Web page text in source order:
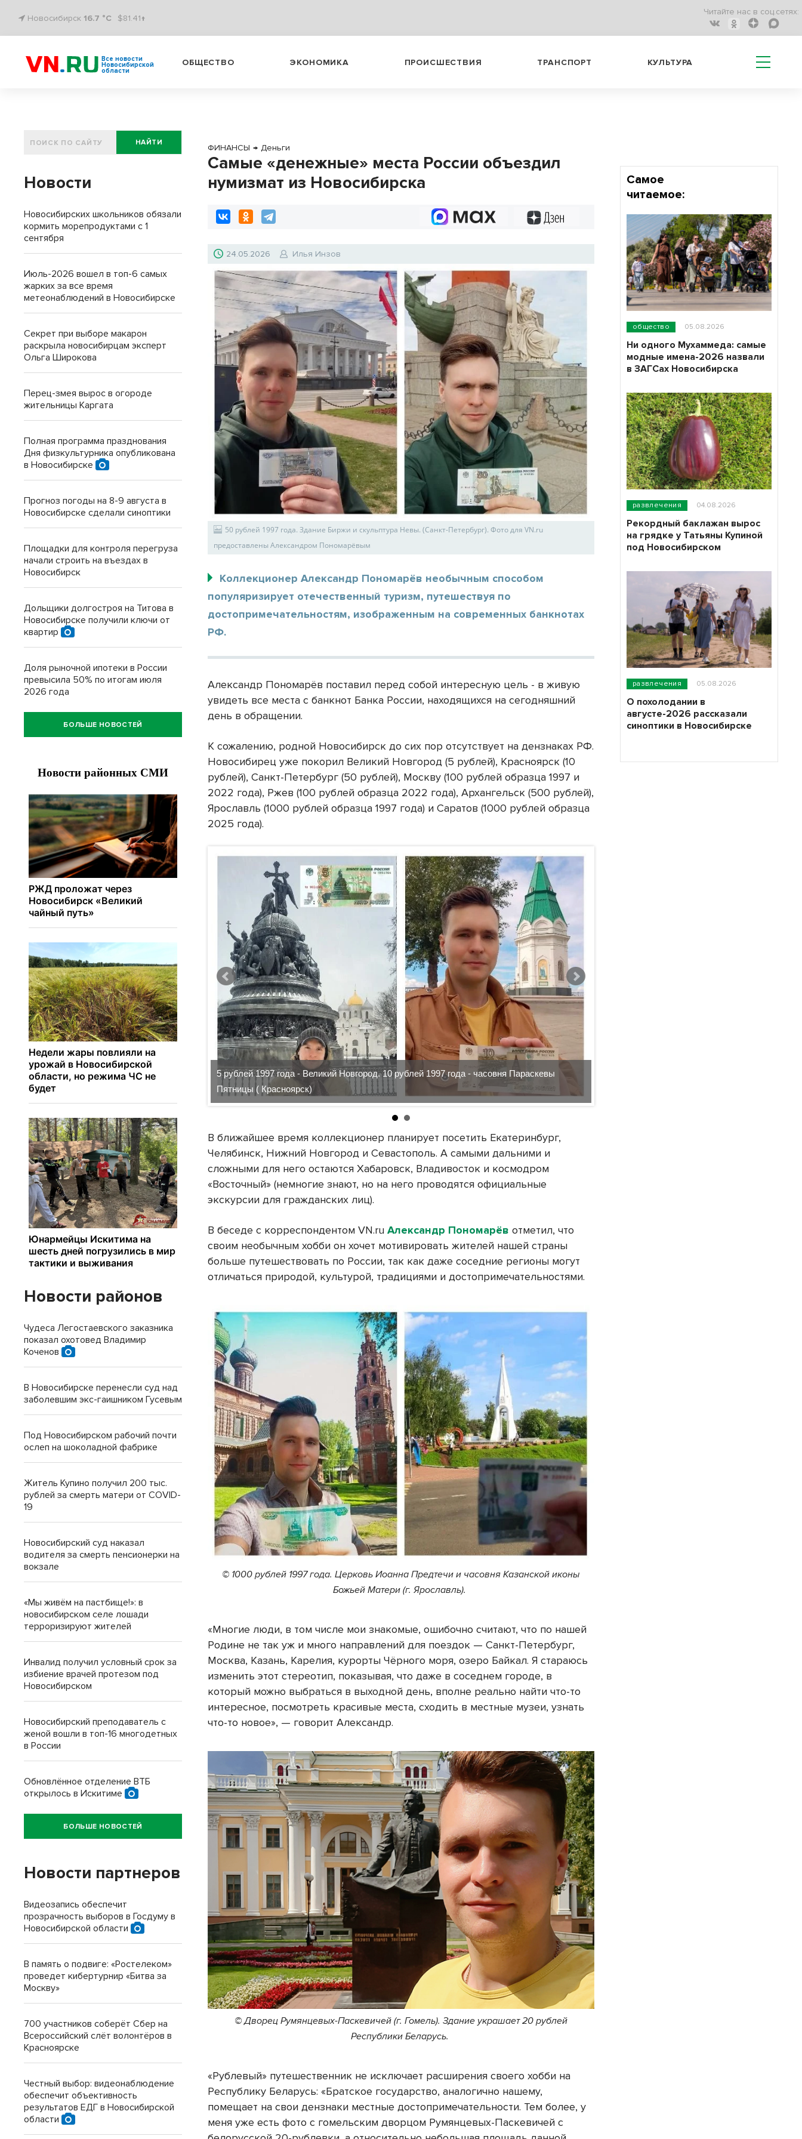
Новосибирск 16.7 °C $81.41↑
Читайте нас в соц.сетях:
Все новости
Новосибирской
области
ОБЩЕСТВО ЭКОНОМИКА ПРОИСШЕСТВИЯ ТРАНСПОРТ КУЛЬТУРА
ФИНАНСЫ → Деньги
Самые «денежные» места России объездил
нумизмат из Новосибирска
24.05.2026 Илья Инзов
50 рублей 1997 года. Здание Биржи и скульптура Невы. (Санкт-Петербург). Фото для VN.ru
предоставлены Александром Пономарёвым
Коллекционер Александр Пономарёв необычным способом
популяризирует отечественный туризм, путешествуя по
достопримечательностям, изображенным на современных банкнотах
РФ.
Александр Пономарёв поставил перед собой интересную цель - в живую
увидеть все места с банкнот Банка России, находящихся на сегодняшний
день в обращении.
К сожалению, родной Новосибирск до сих пор отсутствует на дензнаках РФ.
Новосибирец уже покорил Великий Новгород (5 рублей), Красноярск (10
рублей), Санкт-Петербург (50 рублей), Москву (100 рублей образца 1997 и
2022 года), Ржев (100 рублей образца 2022 года), Архангельск (500 рублей),
Ярославль (1000 рублей образца 1997 года) и Саратов (1000 рублей образца
2025 года).
через Волгу в Саратове. 500 рублей 1997
5 рублей 1997 года - Великий Новгород. 10 рублей 1997 года - часовня Параскевы
Пятницы ( Красноярск)
В ближайшее время коллекционер планирует посетить Екатеринбург,
Челябинск, Нижний Новгород и Севастополь. А самыми дальними и
сложными для него остаются Хабаровск, Владивосток и космодром
«Восточный» (немногие знают, но на него проводятся официальные
экскурсии для гражданских лиц).
В беседе с корреспондентом VN.ruАлександр Пономарёв отметил, что
своим необычным хобби он хочет мотивировать жителей нашей страны
больше путешествовать по России, так как даже соседние регионы могут
отличаться природой, культурой, традициями и достопримечательностями.
© 1000 рублей 1997 года. Церковь Иоанна Предтечи и часовня Казанской иконы
Божьей Матери (г. Ярославль).
«Многие люди, в том числе мои знакомые, ошибочно считают, что по нашей
Родине не так уж и много направлений для поездок — Санкт-Петербург,
Москва, Казань, Карелия, курорты Чёрного моря, озеро Байкал. Я стараюсь
изменить этот стереотип, показывая, что даже в соседнем городе, в
который можно выбраться в выходной день, вполне реально найти что-то
интересное, посмотреть красивые места, сходить в местные музеи, узнать
что-то новое», — говорит Александр.
© Дворец Румянцевых-Паскевичей (г. Гомель). Здание украшает 20 рублей
Республики Беларусь.
«Рублевый» путешественник не исключает расширения своего хобби на
Республику Беларусь: «Братское государство, аналогично нашему,
помещает на свои дензнаки местные достопримечательности. Тем более, у
меня уже есть фото с гомельским дворцом Румянцевых-Паскевичей с
НАЙТИ
Новости
Новосибирских школьников обязали
кормить морепродуктами с 1
сентября
Июль-2026 вошел в топ-6 самых
жарких за все время
метеонаблюдений в Новосибирске
Секрет при выборе макарон
раскрыла новосибирцам эксперт
Ольга Широкова
Перец-змея вырос в огороде
жительницы Каргата
Полная программа празднования
Дня физкультурника опубликована
в Новосибирске
Прогноз погоды на 8-9 августа в
Новосибирске сделали синоптики
Площадки для контроля перегруза
начали строить на въездах в
Новосибирск
Дольщики долгостроя на Титова в
Новосибирске получили ключи от
квартир
Доля рыночной ипотеки в России
превысила 50% по итогам июля
2026 года
БОЛЬШЕ НОВОСТЕЙ
Новости районов
Чудеса Легостаевского заказника
показал охотовед Владимир
Коченов
В Новосибирске перенесли суд над
заболевшим экс-гаишником Гусевым
Под Новосибирском рабочий почти
ослеп на шоколадной фабрике
Житель Купино получил 200 тыс.
рублей за смерть матери от COVID-
19
Новосибирский суд наказал
водителя за смерть пенсионерки на
вокзале
«Мы живём на пастбище!»: в
новосибирском селе лошади
терроризируют жителей
Инвалид получил условный срок за
избиение врачей протезом под
Новосибирском
Новосибирский преподаватель с
женой вошли в топ-16 многодетных
в России
Обновлённое отделение ВТБ
открылось в Искитиме
БОЛЬШЕ НОВОСТЕЙ
Новости партнеров
Видеозапись обеспечит
прозрачность выборов в Госдуму в
Новосибирской области
В память о подвиге: «Ростелеком»
проведет кибертурнир «Битва за
Москву»
700 участников соберёт Сбер на
Всероссийский слёт волонтёров в
Красноярске
Честный выбор: видеонаблюдение
обеспечит объективность
результатов ЕДГ в Новосибирской
области
Самое
читаемое:
общество 05.08.2026
Ни одного Мухаммеда: самые
модные имена-2026 назвали
в ЗАГСах Новосибирска
развлечения 04.08.2026
Рекордный баклажан вырос
на грядке у Татьяны Купиной
под Новосибирском
развлечения 05.08.2026
О похолодании в
августе-2026 рассказали
синоптики в Новосибирске